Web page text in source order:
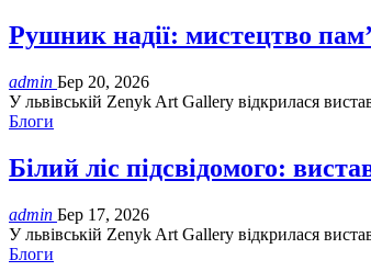
Рушник надії: мистецтво
admin Бер 20, 2026
У львівській Zenyk Art Gallery відкрилася
Блоги
Білий ліс підсвідомого:
admin Бер 17, 2026
У львівській Zenyk Art Gallery відкрилася
Блоги